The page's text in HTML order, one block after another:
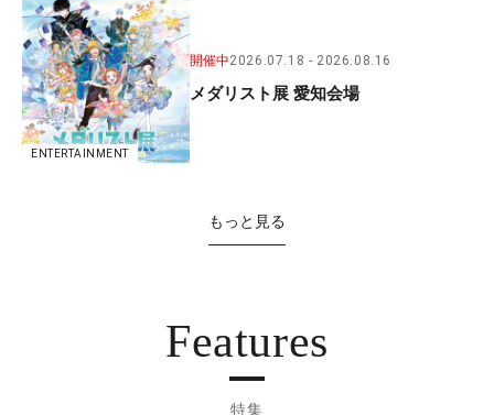
ENTERTAINMENT
開催中2026.07.18 2026.08.16
メダリスト展 愛知会場
もっと見る
Features
特集